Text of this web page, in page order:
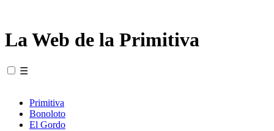
La Web de la Primitiva
☰
Primitiva
Bonoloto
El Gordo